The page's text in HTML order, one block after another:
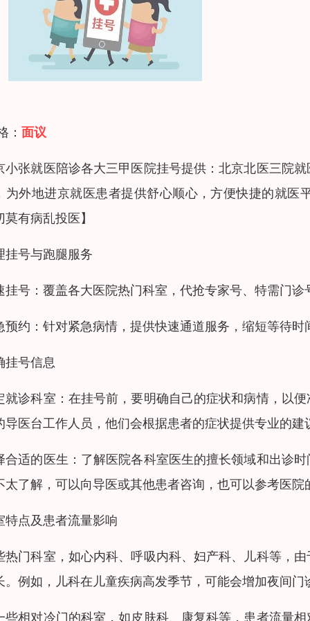
： 面议
小张就医陪诊各大三甲医院挂号提供：北京北医三院
为外地进京就医患者提供舒心顺心，方便快捷的就
莫有病乱投医】
挂号与跑腿服务
挂号：覆盖各大医院热门科室，代抢专家号、特需门诊
预约：针对紧急病情，提供快速通道服务，缩短等待时
挂号信息
就诊科室：在挂号前，要明确自己的症状和病情，以
导医台工作人员，他们会根据患者的症状提供专业的建
合适的医生：了解医院各科室医生的擅长领域和出诊
太了解，可以向导医或其他患者咨询，也可以参考医院
特点及患者流量影响
热门科室，如心内科、呼吸内科、妇产科、儿科等，
。例如，儿科在儿童疾病高发季节，可能会增加夜间门
些相对冷门的科室，如皮肤科、康复科等，患者流量